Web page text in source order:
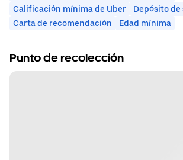
Calificación mínima de Uber
Depósito de
Carta de recomendación
Edad mínima
Punto de recolección